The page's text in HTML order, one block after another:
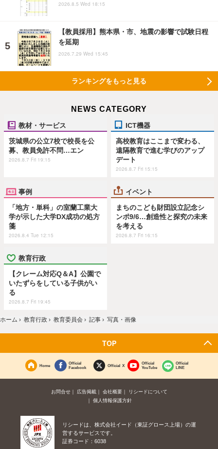
2026.8.5 Wed 18:15
【教員採用】熊本県・市、地震の影響で試験日程
を延期
2026.7.29 Wed 15:45
ランキングをもっと見る
NEWS CATEGORY
教材・サービス
茨城県の公立7校で校長を公
募、教員免許不問…エン
2026.8.7 Fri 19:15
ICT機器
高校教育はここまで変わる、
遠隔教育で進む学びのアップ
デート
2026.8.7 Fri 15:15
事例
「地方・単科」の室蘭工業大
学が示した大学DX成功の処方
箋
2026.8.4 Tue 12:15
イベント
まちのこども財団設立記念シ
ンポ9/6…創造性と探究の未来
を考える
2026.8.7 Fri 16:15
教育行政
【クレーム対応Q＆A】公園で
いたずらをしている子供がい
る
2026.8.7 Fri 19:45
ホーム › 教育行政 › 教育委員会 › 記事 › 写真・画像
TOP
Home
Official
Facebook
Official X
Official
YouTube
Official
LINE
お問合せ 広告掲載 会社概要
リシードについて
個人情報保護方針
リシードは、株式会社イード（東証グロース上場）の運
営するサービスです。
証券コード：6038